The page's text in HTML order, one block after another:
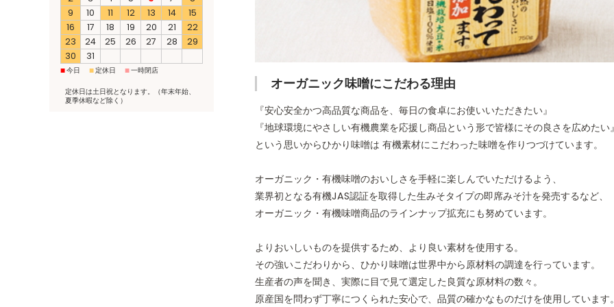
オーガニック味噌にこだわる理由
『安心安全かつ高品質な商品を、毎日の食卓にお使いいただきたい』
『地球環境にやさしい有機農業を応援し商品という形で皆様にその良さを広めたい
という思いからひかり味噌は 有機素材にこだわった味噌を作りつづけています。
オーガニック・有機味噌のおいしさを手軽に楽しんでいただけるよう、
業界初となる有機JAS認証を取得した生みそタイプの即席みそ汁を発売するなど、
オーガニック・有機味噌商品のラインナップ拡充にも努めています。
よりおいしいものを提供するため、より良い素材を使用する。
その強いこだわりから、ひかり味噌は世界中から原材料の調達を行っています。
生産者の声を聞き、実際に目で見て選定した良質な原材料の数々。
原産国を問わず丁寧につくられた安心で、品質の確かなものだけを使用しています
9
10 11 12 13 14
15
16
17 18 19 20 21
22
23
24 25 26 27 28
29
30
31
■今日 ■定休日 ■一時閉店
定休日は土日祝となります。（年末年始、
夏季休暇など除く）